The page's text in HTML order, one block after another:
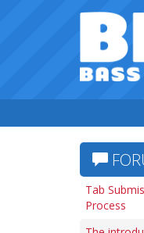
Tab
Process